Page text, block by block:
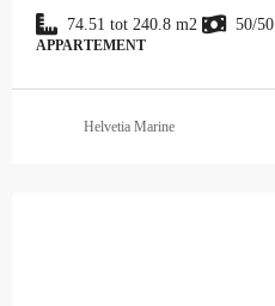
74.51 tot 240.8 m2 50/50
APPARTEMENT
Helvetia Marine